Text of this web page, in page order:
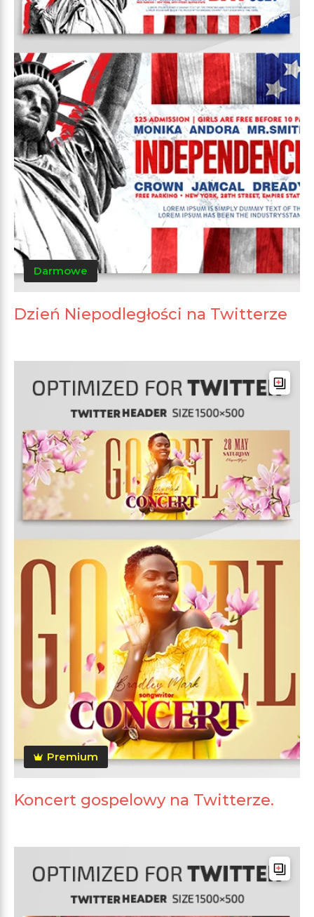
Darmowe
Dzień Niepodległości na Twitterze
Premium
Koncert gospelowy na Twitterze.